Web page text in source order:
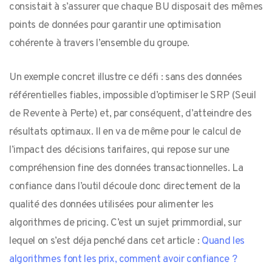
consistait à s’assurer que chaque BU disposait des mêmes
points de données pour garantir une optimisation
cohérente à travers l’ensemble du groupe.
Un exemple concret illustre ce défi : sans des données
référentielles fiables, impossible d’optimiser le SRP (Seuil
de Revente à Perte) et, par conséquent, d’atteindre des
résultats optimaux. Il en va de même pour le calcul de
l’impact des décisions tarifaires, qui repose sur une
compréhension fine des données transactionnelles. La
confiance dans l’outil découle donc directement de la
qualité des données utilisées pour alimenter les
algorithmes de pricing. C’est un sujet primmordial, sur
lequel on s’est déja penché dans cet article : Quand les
algorithmes font les prix, comment avoir confiance ?